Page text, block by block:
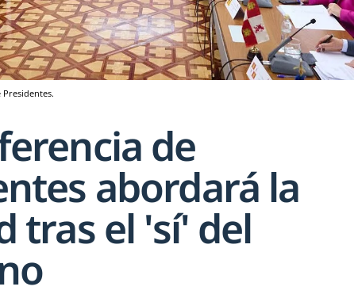
de
abordará la
tras el 'sí' del